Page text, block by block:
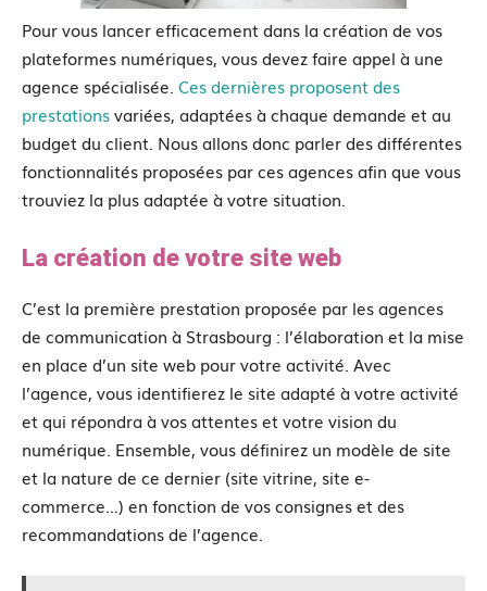
Pour vous lancer efficacement dans la création de vos
plateformes numériques, vous devez faire appel à une
agence spécialisée. Ces dernières proposent des
prestationsvariées, adaptées à chaque demande et au
budget du client. Nous allons donc parler des différentes
fonctionnalités proposées par ces agences afin que vous
trouviez la plus adaptée à votre situation.
La création de votre site web
C’est la première prestation proposée par les agences
de communication à Strasbourg : l’élaboration et la mise
en place d’un site web pour votre activité. Avec
l’agence, vous identifierez le site adapté à votre activité
et qui répondra à vos attentes et votre vision du
numérique. Ensemble, vous définirez un modèle de site
et la nature de ce dernier (site vitrine, site e-
commerce…) en fonction de vos consignes et des
recommandations de l’agence.